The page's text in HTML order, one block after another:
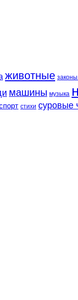
животные
машины музыка
стихи суровые